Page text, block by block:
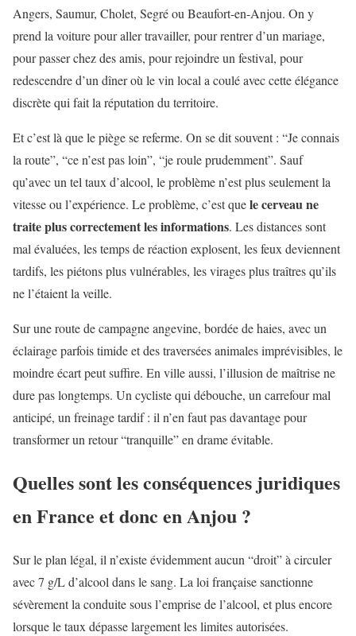
Angers, Saumur, Cholet, Segré ou Beaufort-en-Anjou. On y
prend la voiture pour aller travailler, pour rentrer d’un mariage,
pour passer chez des amis, pour rejoindre un festival, pour
redescendre d’un dîner où le vin local a coulé avec cette élégance
discrète qui fait la réputation du territoire.
Et c’est là que le piège se referme. On se dit souvent : “Je connais
la route”, “ce n’est pas loin”, “je roule prudemment”. Sauf
qu’avec un tel taux d’alcool, le problème n’est plus seulement la
vitesse ou l’expérience. Le problème, c’est quele cerveau ne
traite plus correctement les informations. Les distances sont
mal évaluées, les temps de réaction explosent, les feux deviennent
tardifs, les piétons plus vulnérables, les virages plus traîtres qu’ils
ne l’étaient la veille.
Sur une route de campagne angevine, bordée de haies, avec un
éclairage parfois timide et des traversées animales imprévisibles, le
moindre écart peut suffire. En ville aussi, l’illusion de maîtrise ne
dure pas longtemps. Un cycliste qui débouche, un carrefour mal
anticipé, un freinage tardif : il n’en faut pas davantage pour
transformer un retour “tranquille” en drame évitable.
Quelles sont les conséquences juridiques
en France et donc en Anjou ?
Sur le plan légal, il n’existe évidemment aucun “droit” à circuler
avec 7 g/L d’alcool dans le sang. La loi française sanctionne
sévèrement la conduite sous l’emprise de l’alcool, et plus encore
lorsque le taux dépasse largement les limites autorisées.